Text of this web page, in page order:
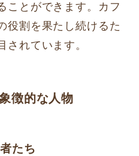
ことができます。カフ
役割を果たし続けるた
されています。
徴的な人物
たち